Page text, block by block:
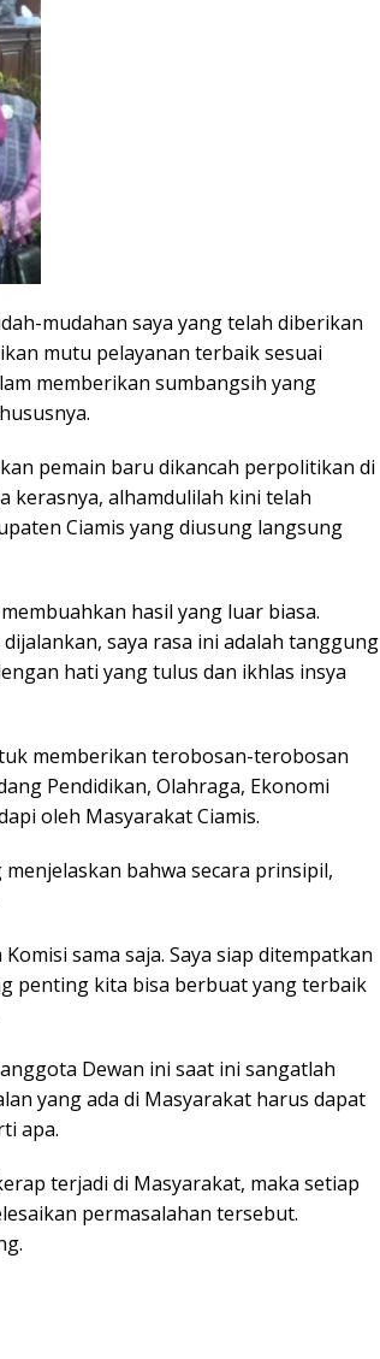
mudahan saya yang telah diberikan
mutu pelayanan terbaik sesuai
memberikan sumbangsih yang
pemain baru dikancah perpolitikan di
kerasnya, alhamdulilah kini telah
Ciamis yang diusung langsung
hasil yang luar biasa.
saya rasa ini adalah tanggung
hati yang tulus dan ikhlas insya
memberikan terobosan-terobosan
Pendidikan, Olahraga, Ekonomi
oleh Masyarakat Ciamis.
bahwa secara prinsipil,
sama saja. Saya siap ditempatkan
penting kita bisa berbuat yang terbaik
Dewan ini saat ini sangatlah
yang ada di Masyarakat harus dapat
apa.
terjadi di Masyarakat, maka setiap
permasalahan tersebut.